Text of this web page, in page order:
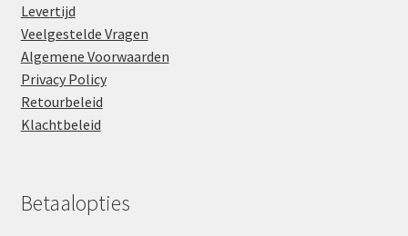
Levertijd
Veelgestelde Vragen
Algemene Voorwaarden
Privacy Policy
Retourbeleid
Klachtbeleid
Betaalopties